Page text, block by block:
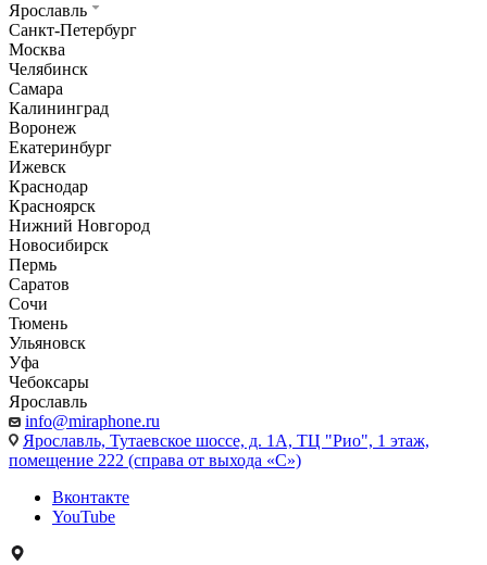
Ярославль
Санкт-Петербург
Москва
Челябинск
Самара
Калининград
Воронеж
Екатеринбург
Ижевск
Краснодар
Красноярск
Нижний Новгород
Новосибирск
Пермь
Саратов
Сочи
Тюмень
Ульяновск
Уфа
Чебоксары
Ярославль
info@miraphone.ru
Ярославль, Тутаевское шоссе, д. 1А, ТЦ "Рио", 1 этаж,
помещение 222 (справа от выхода «С»)
Вконтакте
YouTube